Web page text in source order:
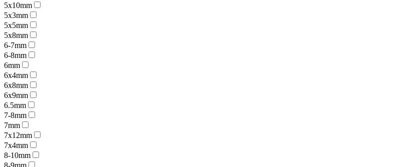
5x10mm
5x3mm
5x5mm
5x8mm
6-7mm
6-8mm
6mm
6x4mm
6x8mm
6x9mm
6.5mm
7-8mm
7mm
7x12mm
7x4mm
8-10mm
8-9mm